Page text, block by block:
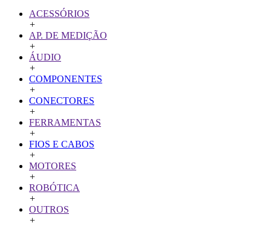
ACESSÓRIOS
+
AP. DE MEDIÇÃO
+
ÁUDIO
+
COMPONENTES
+
CONECTORES
+
FERRAMENTAS
+
FIOS E CABOS
+
MOTORES
+
ROBÓTICA
+
OUTROS
+